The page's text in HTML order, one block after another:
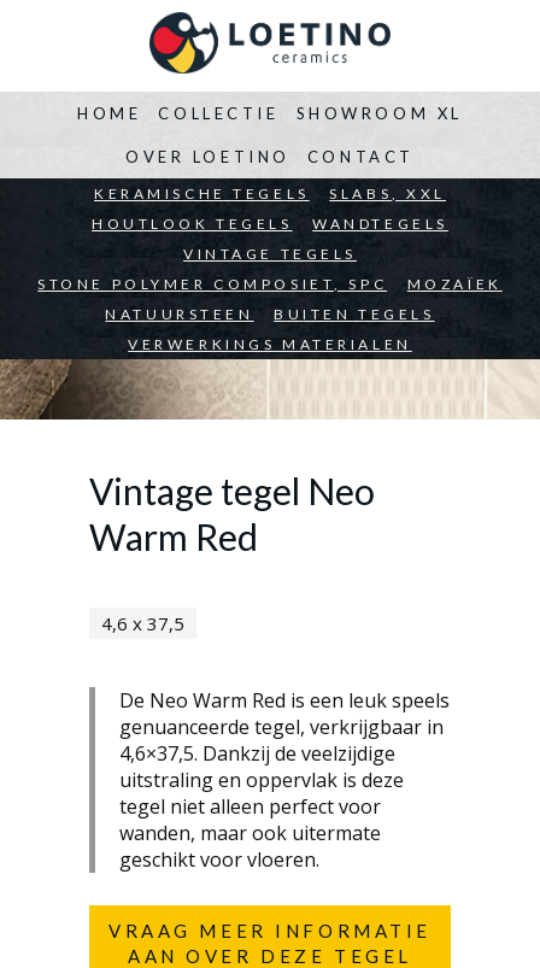
HOME
BEDRIJVEN ARCHITECTEN PARTICULIEREN
COLLECTIE
KERAMISCHE TEGELS
SLABS, XXL
HOUTLOOK TEGELS
WANDTEGELS
VINTAGE TEGELS
STONE POLYMER COMPOSIET, SPC
MOZAÏEK
NATUURSTEEN
BUITEN TEGELS
VERWERKINGS MATERIALEN
SHOWROOM XL
OVER LOETINO CONTACT
Vintage tegel Neo
Warm Red
4,6 x 37,5
De Neo Warm Red is een leuk speels
genuanceerde tegel, verkrijgbaar in
4,6×37,5. Dankzij de veelzijdige
uitstraling en oppervlak is deze
tegel niet alleen perfect voor
wanden, maar ook uitermate
geschikt voor vloeren.
VRAAG MEER INFORMATIE
AAN OVER DEZE TEGEL